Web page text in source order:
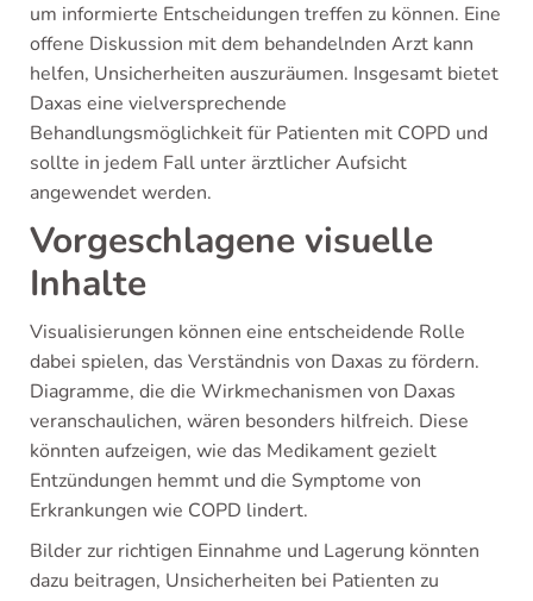
um informierte Entscheidungen treffen zu können. Eine
offene Diskussion mit dem behandelnden Arzt kann
helfen, Unsicherheiten auszuräumen. Insgesamt bietet
Daxas eine vielversprechende
Behandlungsmöglichkeit für Patienten mit COPD und
sollte in jedem Fall unter ärztlicher Aufsicht
angewendet werden.
Vorgeschlagene visuelle
Inhalte
Visualisierungen können eine entscheidende Rolle
dabei spielen, das Verständnis von Daxas zu fördern.
Diagramme, die die Wirkmechanismen von Daxas
veranschaulichen, wären besonders hilfreich. Diese
könnten aufzeigen, wie das Medikament gezielt
Entzündungen hemmt und die Symptome von
Erkrankungen wie COPD lindert.
Bilder zur richtigen Einnahme und Lagerung könnten
dazu beitragen, Unsicherheiten bei Patienten zu